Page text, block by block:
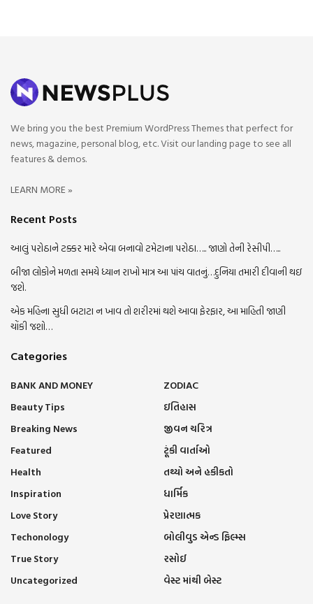
We bring you the best Premium WordPress Themes that perfect for
news, magazine, personal blog, etc. Visit our landing page to see all
features & demos.
LEARN MORE »
Recent Posts
આલું પરોઠાને ટક્કર મારે એવા બનાવો ટમેટાના પરોઠા….. જાણો તેની રેસીપી…..
બીજા લોકોને મળતા સમયે ધ્યાન રાખો માત્ર આ પાંચ વાતનું…દુનિયા તમારી દીવાની થઇ
જશે.
એક મહિના સુધી બટાટા ન ખાવ તો શરીરમાં થશે આવા ફેરફાર, આ માહિતી જાણી
ચોંકી જશો…
Categories
BANK AND MONEY
Beauty Tips
Breaking News
Featured
Health
Inspiration
Love Story
Techonology
True Story
Uncategorized
ZODIAC
ઇતિહાસ
જીવન ચરિત્ર
ટૂંકી વાર્તાઓ
તથ્યો અને હકીકતો
ધાર્મિક
પ્રેરણાત્મક
બોલીવુડ એન્ડ ફિલ્મ્સ
રસોઈ
વેસ્ટ માંથી બેસ્ટ